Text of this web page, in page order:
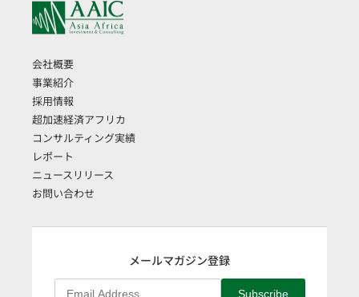
会社概要
事業紹介
採用情報
超加速経済アフリカ
コンサルティング実績
レポート
ニュースリリース
お問い合わせ
メールマガジン登録
Subscribe